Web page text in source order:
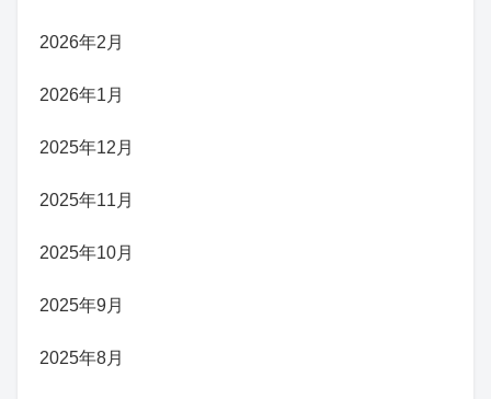
2026年2月
2026年1月
2025年12月
2025年11月
2025年10月
2025年9月
2025年8月